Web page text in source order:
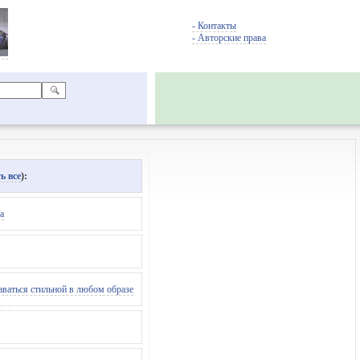
- Контакты
- Авторские права
все):
стильной в любом образе